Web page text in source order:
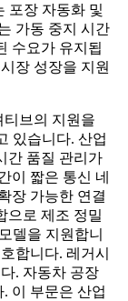
포장 자동화 및
가동 중지 시간
수요가 유지됩
장 성장을 지원
브의 지원을
있습니다. 산업
간 품질 관리가
이 짧은 통신 네
장 가능한 연결
으로 제조 정밀
델을 지원합니
합니다. 레거시
. 자동차 공장
이 부문은 산업